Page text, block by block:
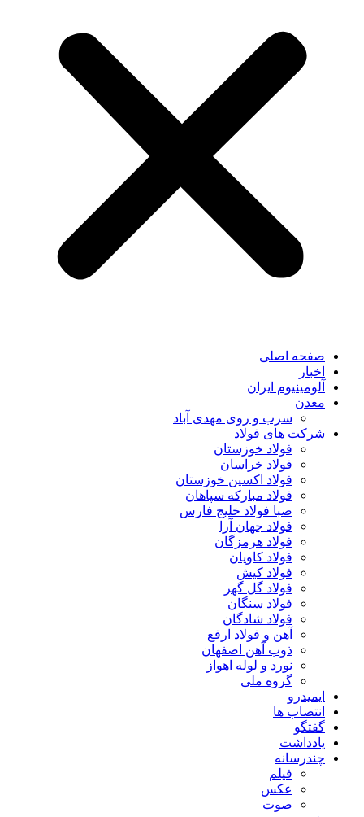
صفحه اصلی
اخبار
آلومینیوم ایران
معدن
سرب و روی مهدی آباد
شرکت های فولاد
فولاد خوزستان
فولاد خراسان
فولاد اکسین خوزستان
فولاد مبارکه سپاهان
صبا فولاد خلیج فارس
فولاد جهان آرا
فولاد هرمزگان
فولاد کاویان
فولاد کیش
فولاد گل گهر
فولاد سنگان
فولاد شادگان
آهن و فولاد ارفع
ذوب آهن اصفهان
نورد و لوله اهواز
گروه ملی
ایمیدرو
انتصاب ها
گفتگو
یادداشت
چندرسانه
فیلم
عکس
صوت